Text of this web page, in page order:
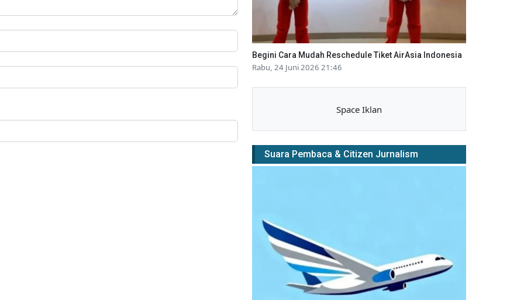
Begini Cara Mudah Reschedule Tiket AirAsia Indonesia
Rabu, 24 Juni 2026 21:46
Space Iklan
Suara Pembaca & Citizen Jurnalism